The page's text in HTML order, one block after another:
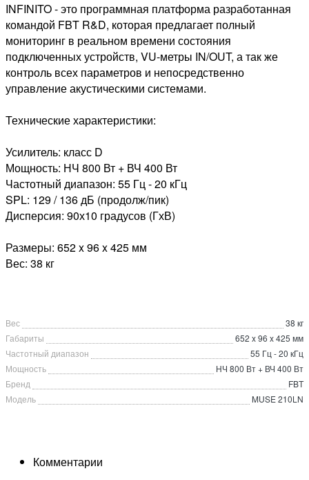
INFINITO - это программная платформа разработанная
командой FBT R&D, которая предлагает полный
мониторинг в реальном времени состояния
подключенных устройств, VU-метры IN/OUT, а так же
контроль всех параметров и непосредственно
управление акустическими системами.
Технические характеристики:
Усилитель: класс D
Мощность: НЧ 800 Вт + ВЧ 400 Вт
Частотный диапазон: 55 Гц - 20 кГц
SPL: 129 / 136 дБ (продолж/пик)
Дисперсия: 90х10 градусов (ГхВ)
Размеры: 652 x 96 x 425 мм
Вес: 38 кг
Вес
38 кг
Габариты
652 x 96 x 425 мм
Частотный диапазон
55 Гц - 20 кГц
Мощность
НЧ 800 Вт + ВЧ 400 Вт
Бренд
FBT
Модель
MUSE 210LN
Комментарии